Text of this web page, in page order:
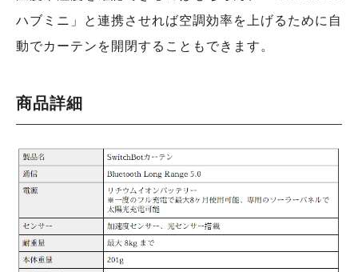
ハブミニ」と連携させれば空調効率を上げるために自
動でカーテンを開閉することもできます。
商品詳細